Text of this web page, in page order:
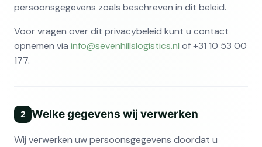
persoonsgegevens zoals beschreven in dit beleid.
Voor vragen over dit privacybeleid kunt u contact
opnemen via info@sevenhillslogistics.nl of +31 10 53 00
177.
2 Welke gegevens wij verwerken
Wij verwerken uw persoonsgegevens doordat u